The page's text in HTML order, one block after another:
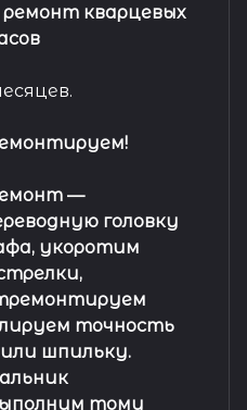
кварцевых
—
головку
укоротим
точность
шпильку.
тому